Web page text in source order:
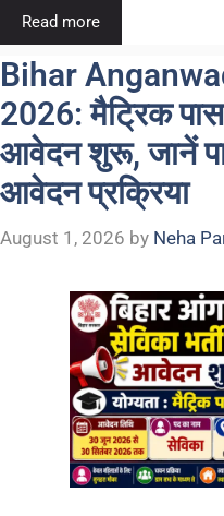
Read more
Bihar
2026: मैट्रिक
आवेदन शुरू, जानें
आवेदन प्रक्रिया
August 1, 2026 by Neha